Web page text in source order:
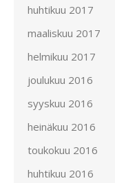
huhtikuu 2017
maaliskuu 2017
helmikuu 2017
joulukuu 2016
syyskuu 2016
heinäkuu 2016
toukokuu 2016
huhtikuu 2016